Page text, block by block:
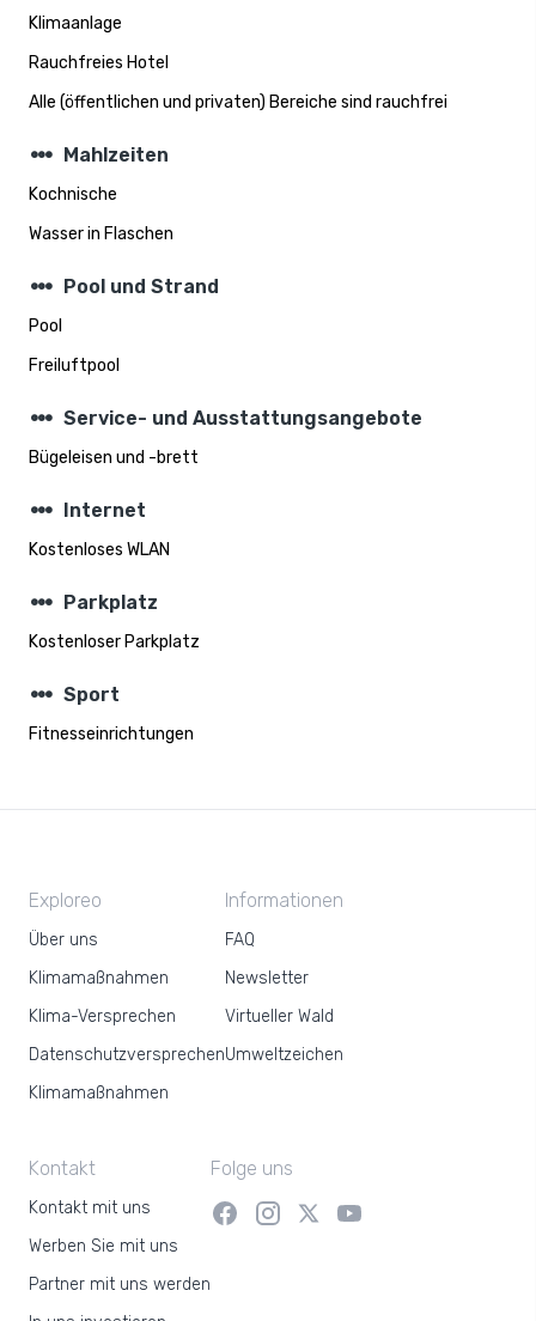
Klimaanlage
Rauchfreies Hotel
Alle (öffentlichen und privaten) Bereiche sind rauchfrei
steppers Mahlzeiten
Kochnische
Wasser in Flaschen
steppers Pool und Strand
Pool
Freiluftpool
steppers Service- und Ausstattungsangebote
Bügeleisen und -brett
steppers Internet
Kostenloses WLAN
steppers Parkplatz
Kostenloser Parkplatz
steppers Sport
Fitnesseinrichtungen
Exploreo
Über uns
Klimamaßnahmen
Klima-Versprechen
Datenschutzversprechen
Klimamaßnahmen
Informationen
FAQ
Newsletter
Virtueller Wald
Umweltzeichen
Kontakt
Kontakt mit uns
Werben Sie mit uns
Partner mit uns werden
Folge uns